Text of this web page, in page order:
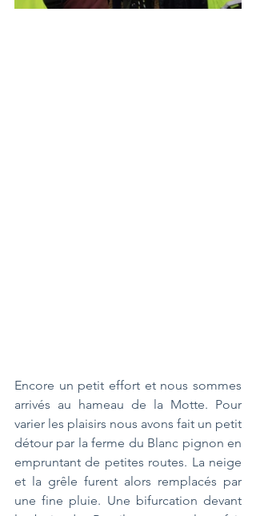
Encore un petit effort et nous sommes
arrivés au hameau de la Motte. Pour
varier les plaisirs nous avons fait un petit
détour par la ferme du Blanc pignon en
empruntant de petites routes. La neige
et la grêle furent alors remplacés par
une fine pluie. Une bifurcation devant